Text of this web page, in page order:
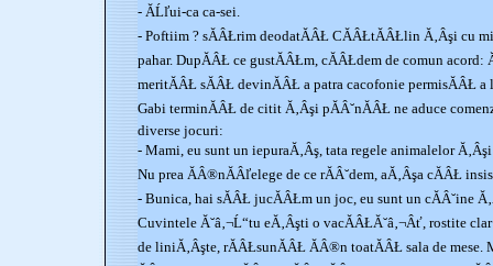
- ĂĹľui-ca ca-sei.
- Poftiim ? sĂÂŁrim deodatĂÂŁ CĂÂŁtĂÂŁlin Ă‚Âşi cu
pahar. DupĂÂŁ ce gustĂÂŁm, cĂÂŁdem de comun acord:
meritĂÂŁ sĂÂŁ devinĂÂŁ a patra cacofonie permisĂÂŁ a
Gabi terminĂÂŁ de citit Ă‚Âşi pĂÂ˘nĂÂŁ ne aduce
diverse jocuri:
- Mami, eu sunt un iepuraĂ‚Âş, tata regele animalelor
Nu prea ĂÂ®nĂÂľelege de ce rĂÂ˘dem, aĂ‚Âşa cĂÂŁ
- Bunica, hai sĂÂŁ jucĂÂŁm un joc, eu sunt un cĂÂ˘ine
Cuvintele Ă˘â‚¬Ĺ“tu eĂ‚Âşti o vacĂÂŁĂ˘â‚¬Âť, rostite
de liniĂ‚Âşte, rĂÂŁsunĂÂŁ ĂÂ®n toatĂÂŁ sala de mese.